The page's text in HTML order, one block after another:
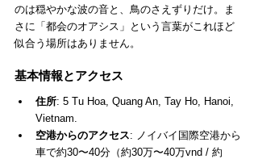
のは穏やかな波の音と、鳥のさえずりだけ。ま
さに「都会のオアシス」という言葉がこれほど
似合う場所はありません。
基本情報とアクセス
住所: 5 Tu Hoa, Quang An, Tay Ho, Hanoi,
Vietnam.
空港からのアクセス: ノイバイ国際空港から
車で約30〜40分（約30万〜40万vnd / 約